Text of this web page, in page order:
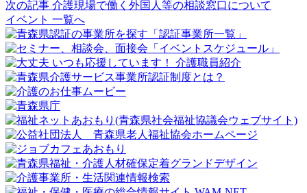
次の記事 介護現場で働く外国人等の相談窓口について
イベント 一覧へ